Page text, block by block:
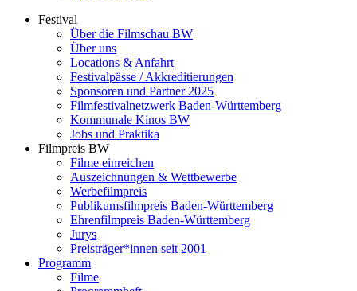
Festival
Über die Filmschau BW
Über uns
Locations & Anfahrt
Festivalpässe / Akkreditierungen
Sponsoren und Partner 2025
Filmfestivalnetzwerk ­Baden-Württemberg
Kommunale Kinos BW
Jobs und Praktika
Filmpreis BW
Filme einreichen
Auszeichnungen & Wettbewerbe
Werbefilmpreis
Publikumsfilmpreis Baden-Württemberg
Ehrenfilmpreis Baden-Württemberg
Jurys
Preisträger*innen seit 2001
Programm
Filme